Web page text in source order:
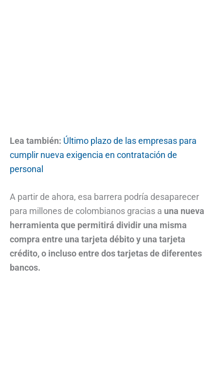
Lea también: Último plazo de las empresas para
cumplir nueva exigencia en contratación de
personal
A partir de ahora, esa barrera podría desaparecer
para millones de colombianos gracias a una nueva
herramienta que permitirá dividir una misma
compra entre una tarjeta débito y una tarjeta
crédito, o incluso entre dos tarjetas de diferentes
bancos.